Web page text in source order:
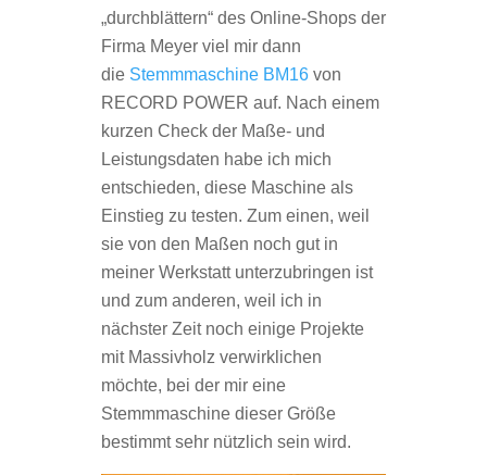
„durchblättern“ des Online-Shops der
Firma Meyer viel mir dann
die Stemmmaschine BM16von
RECORD POWER auf. Nach einem
kurzen Check der Maße- und
Leistungsdaten habe ich mich
entschieden, diese Maschine als
Einstieg zu testen. Zum einen, weil
sie von den Maßen noch gut in
meiner Werkstatt unterzubringen ist
und zum anderen, weil ich in
nächster Zeit noch einige Projekte
mit Massivholz verwirklichen
möchte, bei der mir eine
Stemmmaschine dieser Größe
bestimmt sehr nützlich sein wird.